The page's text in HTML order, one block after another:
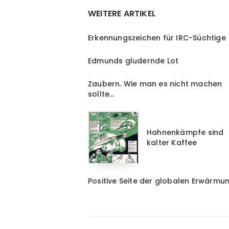
WEITERE ARTIKEL
Erkennungszeichen für IRC-Süchtige
Edmunds gludernde Lot
Zaubern. Wie man es nicht machen
sollte…
Hahnenkämpfe sind
kalter Kaffee
Positive Seite der globalen